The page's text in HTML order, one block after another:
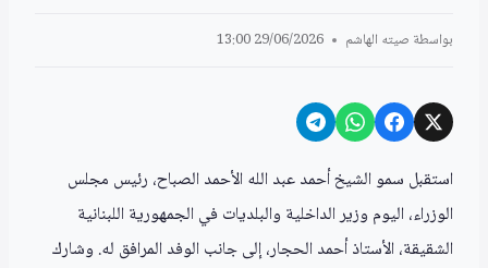
بواسطة صيته الهاشم 29/06/2026 13:00
استقبل سمو الشيخ أحمد عبد الله الأحمد الصباح، رئيس مجلس
الوزراء، اليوم وزير الداخلية والبلديات في الجمهورية اللبنانية
الشقيقة، الأستاذ أحمد الحجار، إلى جانب الوفد المرافق له. وشارك